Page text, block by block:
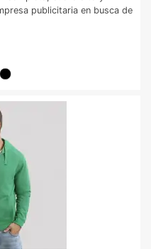
publicitaria en busca de